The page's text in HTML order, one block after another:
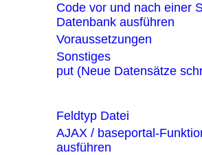
Code vor und nach einer
Datenbank ausführen
Voraussetzungen
Sonstiges
put (Neue Datensätze
Feldtyp Datei
AJAX / baseportal-
ausführen